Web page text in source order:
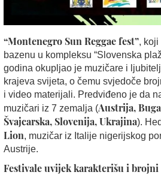
“Montenegro Sun Reggae fest”, koji
bazenu u kompleksu “Slovenska
godina okupljao je muzičare i
krajeva svijeta, o čemu svjedoče
i video materijali. Predviđeno je da
muzičari iz 7 zemalja (Austrija,
Švajcarska, Slovenija, Ukrajina).
Lion, muzičar iz Italije nigerijskog
Austrije.
Festivale uvijek karakterišu i